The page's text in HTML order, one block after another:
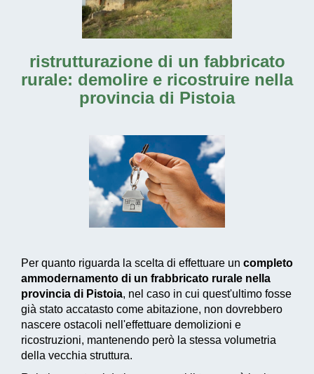
ristrutturazione di un fabbricato
rurale: demolire e ricostruire nella
provincia di Pistoia
Per quanto riguarda la scelta di effettuare un completo
ammodernamento di un frabbricato rurale nella
provincia di Pistoia, nel caso in cui quest'ultimo fosse
già stato accatasto come abitazione, non dovrebbero
nascere ostacoli nell'effettuare demolizioni e
ricostruzioni, mantenendo però la stessa volumetria
della vecchia struttura.